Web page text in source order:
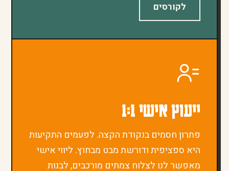
לקורסים
ייעוץ אישי 1:1
פתרון חסמים בנקודת הקצה. לפעמים התקיעות
היא ספציפית ודורשת מבט מבחוץ. ליווי אישי
מאפשר לנו לצלוח צמתים מורכבים, לבנות